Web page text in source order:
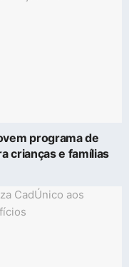
programa de
crianças e famílias